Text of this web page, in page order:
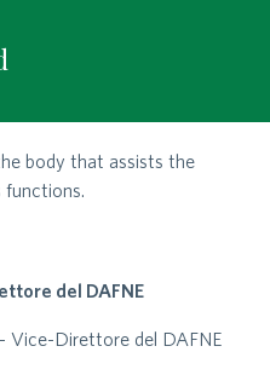
body that assists the
functions.
del DAFNE
Vice-Direttore del DAFNE